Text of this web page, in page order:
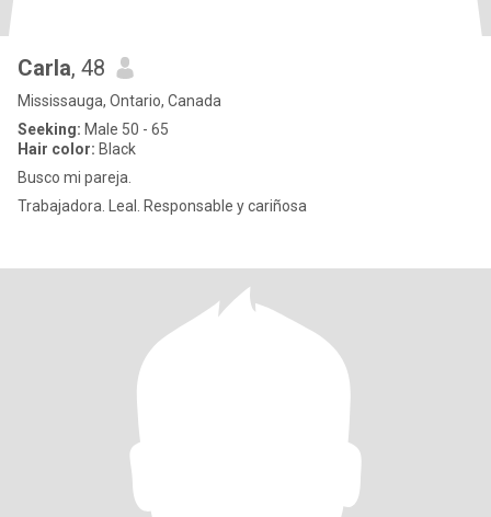
Carla, 48
Mississauga, Ontario, Canada
Seeking: Male 50 - 65
Hair color: Black
Busco mi pareja.
Trabajadora. Leal. Responsable y cariñosa